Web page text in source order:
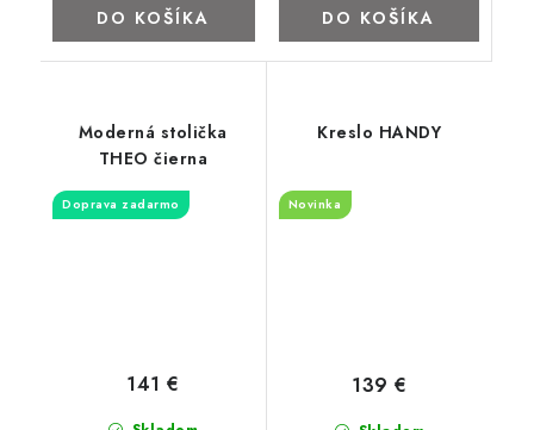
DO KOŠÍKA DO KOŠÍKA
Moderná stolička
THEO čierna
Doprava zadarmo
141 €
Kreslo HANDY
Novinka
139 €